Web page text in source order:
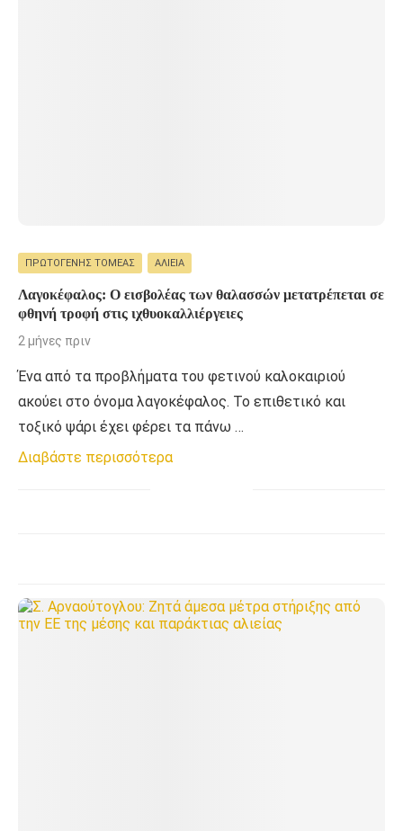
ΠΡΩΤΟΓΕΝΉΣ ΤΟΜΈΑΣ ΑΛΙΕΊΑ
Λαγοκέφαλος: Ο εισβολέας των θαλασσών μετατρέπεται σε
φθηνή τροφή στις ιχθυοκαλλιέργειες
2 μήνες πριν
Ένα από τα προβλήματα του φετινού καλοκαιριού
ακούει στο όνομα λαγοκέφαλος. Το επιθετικό και
τοξικό ψάρι έχει φέρει τα πάνω …
Διαβάστε περισσότερα